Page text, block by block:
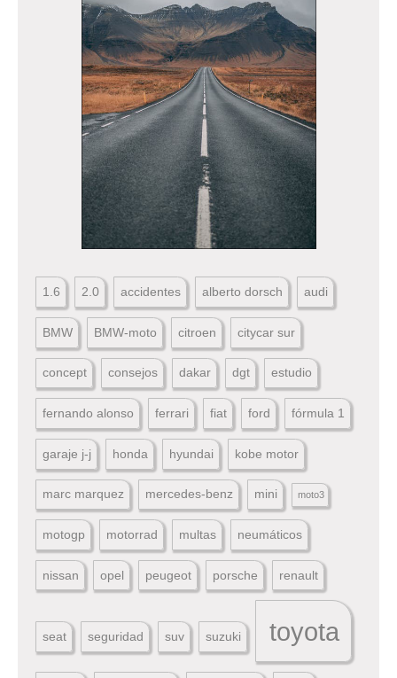
1.6 2.0 accidentes alberto dorsch audi
BMW BMW-moto citroen citycar sur
concept consejos dakar dgt estudio
fernando alonso ferrari fiat ford fórmula 1
garaje j-j honda hyundai kobe motor
marc marquez mercedes-benz mini moto3
motogp motorrad multas neumáticos
nissan opel peugeot porsche renault
seat seguridad suv suzuki toyota